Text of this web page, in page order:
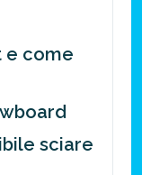
e come
sciare